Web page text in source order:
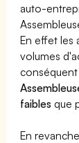
auto-
En effet les
volumes
faibles que
En